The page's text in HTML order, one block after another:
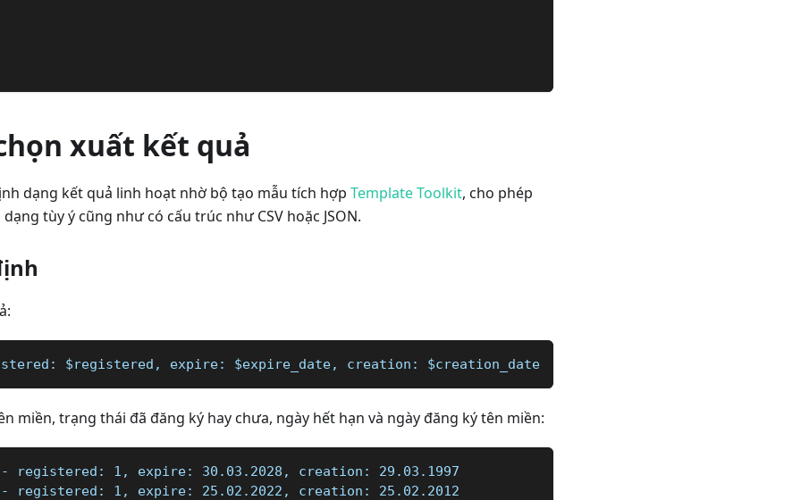
xuất kết quả
dạng kết quả linh hoạt nhờ bộ tạo mẫu tích hợp Template Toolkit, cho phép
tùy ý cũng như có cấu trúc như CSV hoặc JSON.
$registered, expire: $expire_date, creation: $creation_date
miền, trạng thái đã đăng ký hay chưa, ngày hết hạn và ngày đăng ký tên miền:
- registered: 1, expire: 30.03.2028, creation: 29.03.1997
- registered: 1, expire: 25.02.2022, creation: 25.02.2012